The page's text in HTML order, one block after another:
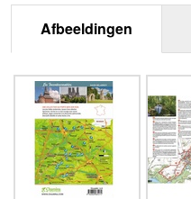
Afbeeldingen